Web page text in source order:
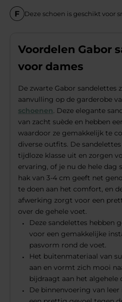
Deze schoen is geschikt voor
Voordelen Gabor
voor dames
De zwarte Gabor sandelettes
aanvulling op de garderobe
schoenen. Deze elegante
van zacht suède en hebben
waardoor ze gemakkelijk te
diverse outfits. De sandelettes
tijdloze klasse uit en zorgen
ervaring, of je nu de hele dag
hak van 3-4 cm geeft net
te doen aan het comfort, en
afwerking zorgt voor een
over de gehele voet.
Deze sandelettes hebben
voor een gemakkelijke
pasvorm rond de voet.
Het buitenmateriaal van
aan en vormt zich mooi
bijdraagt aan het algehele
De binnenvoering van